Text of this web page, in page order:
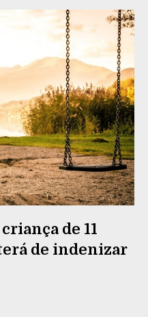
de 11
de indenizar